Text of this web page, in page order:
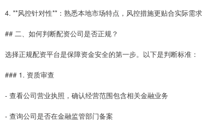
4. **风控针对性**：熟悉本地市场特点，风控措施更贴合实际需求
## 二、如何判断配资公司是否正规？
选择正规配资平台是保障资金安全的第一步。以下是判断标准：
### 1. 资质审查
- 查看公司营业执照，确认经营范围包含相关金融业务
- 查询公司是否在金融监管部门备案